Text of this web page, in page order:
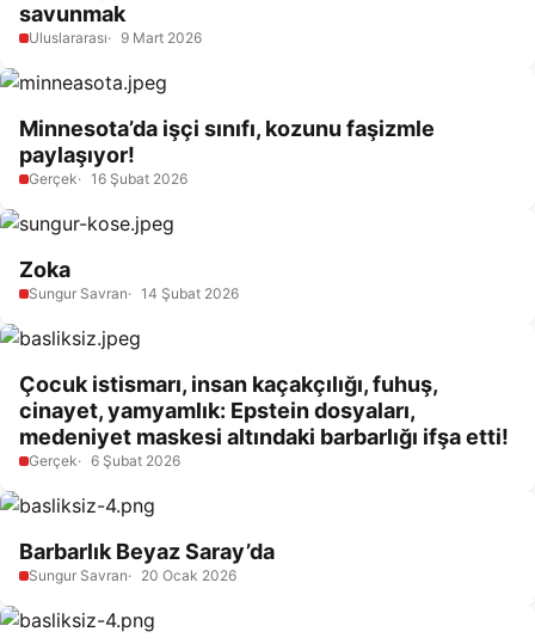
savunmak
Uluslararası 9 Mart 2026
Minnesota’da işçi sınıfı, kozunu faşizmle
paylaşıyor!
Gerçek 16 Şubat 2026
Zoka
Sungur Savran 14 Şubat 2026
Çocuk istismarı, insan kaçakçılığı, fuhuş,
cinayet, yamyamlık: Epstein dosyaları,
medeniyet maskesi altındaki barbarlığı ifşa etti!
Gerçek 6 Şubat 2026
Barbarlık Beyaz Saray’da
Sungur Savran 20 Ocak 2026